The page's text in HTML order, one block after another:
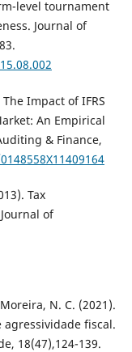
level tournament
Journal of
The Impact of IFRS
An Empirical
& Finance,
Tax
of
N. C. (2021).
fiscal.
18(47),124-139.